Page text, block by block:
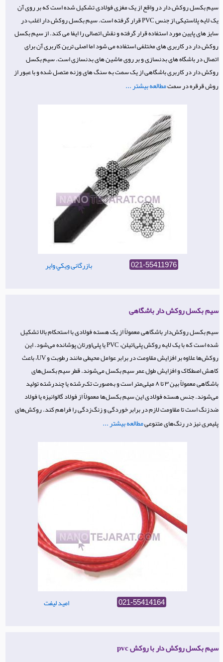
سیم بکسل روکش دار در واقع از یک مغزی فولادی تشکیل شده است که بر روی آن
یک لایه پلاستیکی از جنس PVC قرار گرفته است. سیم بکسل روکش دار اغلب در
سایز های پایین مورد استفاده قرار گرفته و نقش اتصالی را ایفا می کند. از سیم بکسل
روکش دار در کاربری های مختلفی استفاده می شود اما اصلی ترین کاربری آن برای
اتصال در باشگاه های بدنسازی و بر روی ماشین های بدنسازی است. سیم بکسل
روکش دار در کاربری باشگاهی از یک سمت به سنگ های وزنه متصل شده و با عبور از
روش قرقره در سمتمطالعه بیشتر ...
بازرگانی ويكي واير 021-55411976
سیم بکسل روکش دار باشگاهی
سیم بکسل روکش‌دار باشگاهی معمولاً از یک هسته فولادی با استحکام بالا تشکیل
شده است که با یک لایه روکش پلی‌اتیلن، PVC یا پلی‌اورتان پوشانده می‌شود. این
روکش‌ها علاوه بر افزایش مقاومت در برابر عوامل محیطی مانند رطوبت و UV، باعث
کاهش اصطکاک و افزایش طول عمر سیم بکسل می‌شوند. قطر سیم بکسل‌های
باشگاهی معمولاً بین ۳ تا ۸ میلی‌متر است و به‌صورت تک‌رشته یا چندرشته تولید
می‌شوند. جنس هسته فولادی این سیم بکسل‌ها معمولاً از فولاد گالوانیزه یا فولاد
ضدزنگ است تا مقاومت لازم در برابر خوردگی و زنگ‌زدگی را فراهم کند. روکش‌های
پلیمری نیز در رنگ‌های متنوعیمطالعه بیشتر ...
امید لیفت 021-55414164
سیم بکسل روکش دار با روکش pvc